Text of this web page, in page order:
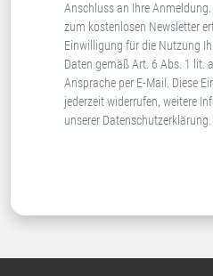
Anschluss an Ihre
zum kostenlosen Newsletter
Einwilligung für die Nutzung
Daten gemäß Art. 6 Abs. 1 lit.
Ansprache per E-Mail. Diese
jederzeit widerrufen, weitere
unserer Datenschutzerklärung